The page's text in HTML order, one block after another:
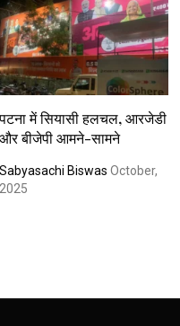
पटना में सियासी हलचल, आरजेडी
और बीजेपी आमने-सामने
Sabyasachi Biswas October,
2025